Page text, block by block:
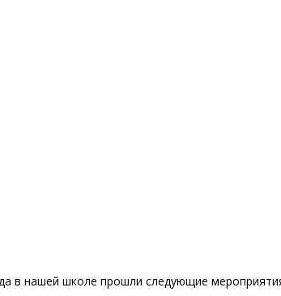
в нашей школе прошли следующие